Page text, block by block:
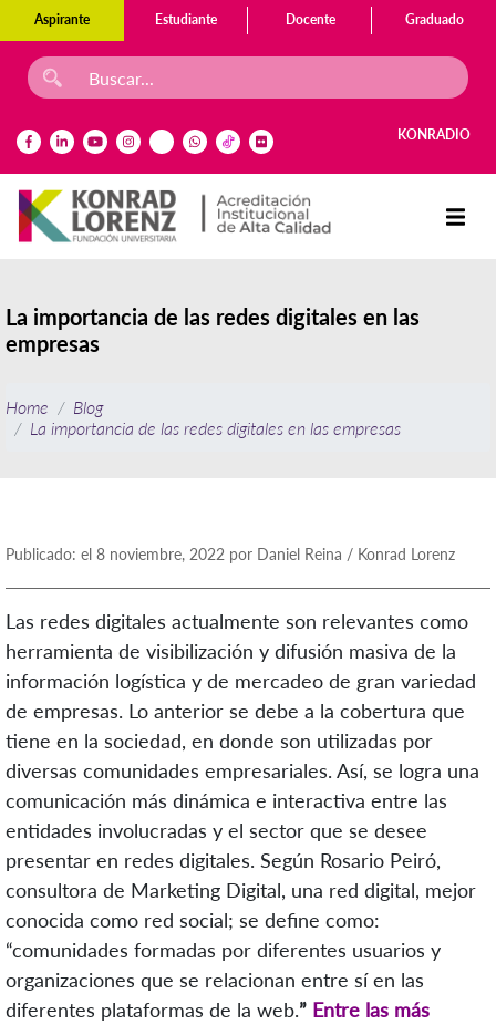
Aspirante Estudiante Docente Graduado
KONRADIO
La importancia de las redes digitales en las
empresas
Home
Blog
La importancia de las redes digitales en las empresas
Publicado: el 8 noviembre, 2022 por Daniel Reina / Konrad Lorenz
Las redes digitales actualmente son relevantes como
herramienta de visibilización y difusión masiva de la
información logística y de mercadeo de gran variedad
de empresas. Lo anterior se debe a la cobertura que
tiene en la sociedad, en donde son utilizadas por
diversas comunidades empresariales. Así, se logra una
comunicación más dinámica e interactiva entre las
entidades involucradas y el sector que se desee
presentar en redes digitales. Según Rosario Peiró,
consultora de Marketing Digital, una red digital, mejor
conocida como red social; se define como:
“comunidades formadas por diferentes usuarios y
organizaciones que se relacionan entre sí en las
diferentes plataformas de la web.” Entre las más